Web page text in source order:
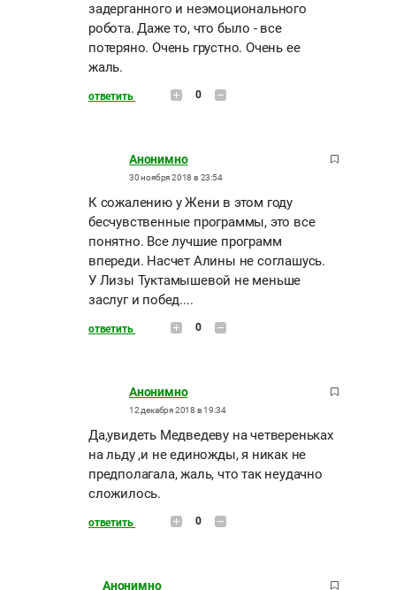
задерганного и неэмоционального
робота. Даже то, что было - все
потеряно. Очень грустно. Очень ее
жаль.
ответить 0
Анонимно
30 ноября 2018 в 23:54
К сожалению у Жени в этом году
бесчувственные программы, это все
понятно. Все лучшие программ
впереди. Насчет Алины не соглашусь.
У Лизы Туктамышевой не меньше
заслуг и побед....
ответить 0
Анонимно
12 декабря 2018 в 19:34
Да,увидеть Медведеву на четвереньках
на льду ,и не единожды, я никак не
предполагала, жаль, что так неудачно
сложилось.
ответить 0
Анонимно